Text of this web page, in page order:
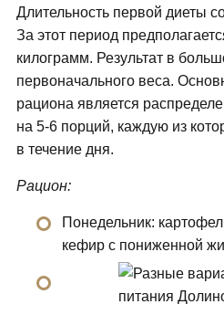
Длительность первой диеты
За этот период
килограмм. Результат в
первоначального веса.
рациона является
на 5-6 порций, каждую из
в течение дня.
Рацион:
Понедельник:
кефир с пониженной